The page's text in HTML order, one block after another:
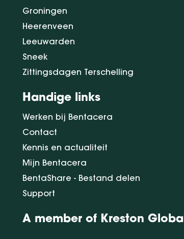
Groningen
Heerenveen
Leeuwarden
Sneek
Zittingsdagen Terschelling
Handige links
Werken bij Bentacera
Contact
Kennis en actualiteit
Mijn Bentacera
BentaShare - Bestand delen
Support
A member of Kreston Global